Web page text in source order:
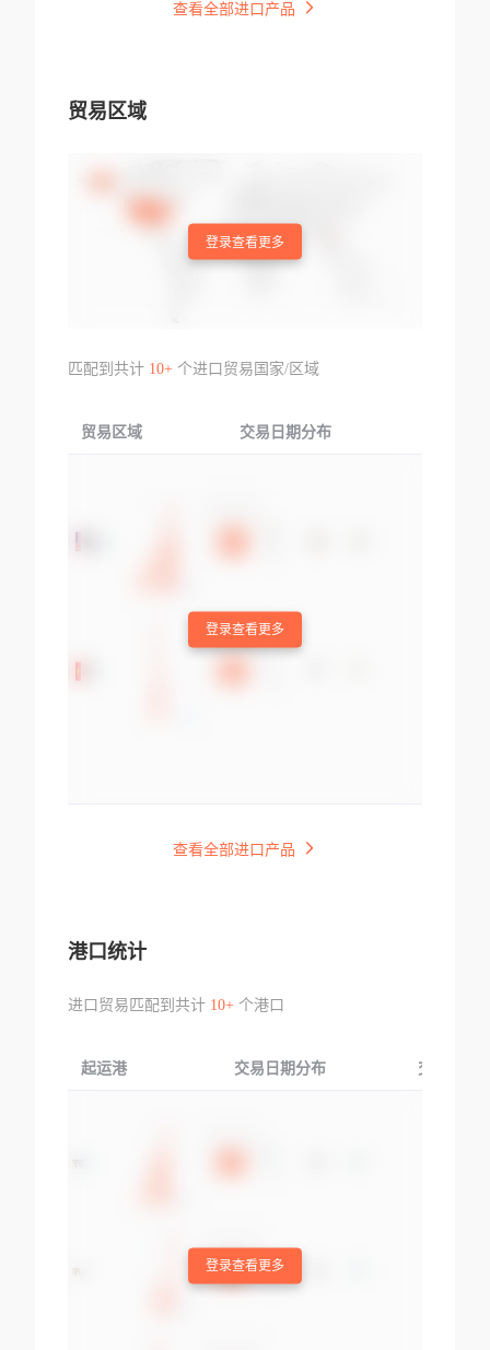
查看全部进口产品
贸易区域
登录查看更多
匹配到共计 10+个进口贸易国家/区域
贸易区域 交易日期分布
登录查看更多
查看全部进口产品
港口统计
进口贸易匹配到共计 10+个港口
起运港 交易日期分布 交易产品
登录查看更多